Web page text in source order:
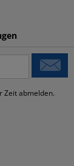
Zeit abmelden.